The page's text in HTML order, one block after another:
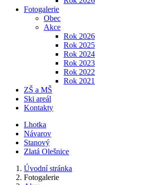
Fotogalerie
Obec
Akce
Rok 2026
Rok 2025
Rok 2024
Rok 2023
Rok 2022
Rok 2021
ZŠ a MŠ
Ski areál
Kontakty
Lhotka
Návarov
Stanový
Zlatá Olešnice
Úvodní stránka
Fotogalerie